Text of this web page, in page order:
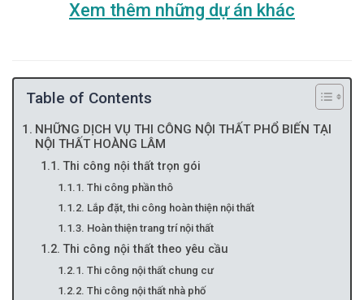
Xem thêm những dự án khác
Table of Contents
NHỮNG DỊCH VỤ THI CÔNG NỘI THẤT PHỔ BIẾN TẠI
NỘI THẤT HOÀNG LÂM
Thi công nội thất trọn gói
Thi công phần thô
Lắp đặt, thi công hoàn thiện nội thất
Hoàn thiện trang trí nội thất
Thi công nội thất theo yêu cầu
Thi công nội thất chung cư
Thi công nội thất nhà phố